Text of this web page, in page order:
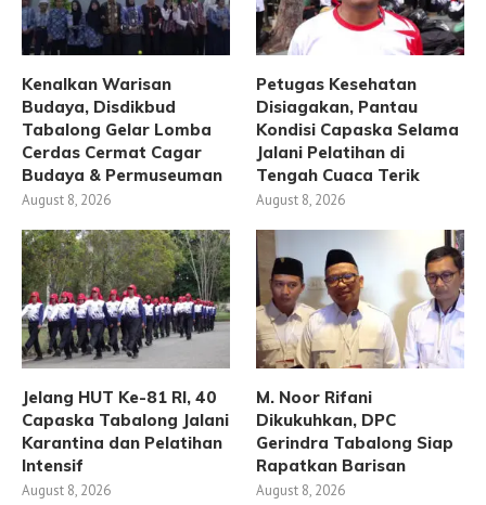
Kenalkan Warisan
Budaya, Disdikbud
Tabalong Gelar Lomba
Cerdas Cermat Cagar
Budaya & Permuseuman
August 8, 2026
Petugas Kesehatan
Disiagakan, Pantau
Kondisi Capaska Selama
Jalani Pelatihan di
Tengah Cuaca Terik
August 8, 2026
Jelang HUT Ke-81 RI, 40
Capaska Tabalong Jalani
Karantina dan Pelatihan
Intensif
August 8, 2026
M. Noor Rifani
Dikukuhkan, DPC
Gerindra Tabalong Siap
Rapatkan Barisan
August 8, 2026